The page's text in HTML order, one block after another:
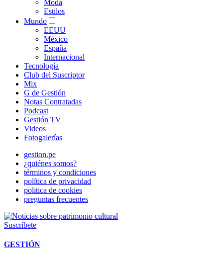
Moda
Estilos
Mundo
EEUU
México
España
Internacional
Tecnología
Club del Suscriptor
Mix
G de Gestión
Notas Contratadas
Podcast
Gestión TV
Videos
Fotogalerías
gestion.pe
¿quiénes somos?
términos y condiciones
política de privacidad
politica de cookies
preguntas frecuentes
Suscríbete
GESTIÓN